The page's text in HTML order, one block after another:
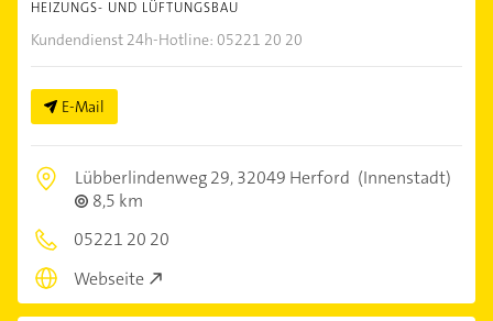
HEIZUNGS- UND LÜFTUNGSBAU
Kundendienst 24h-Hotline: 05221 20 20
E-Mail
Lübberlindenweg 29,32049 Herford (Innenstadt)
8,5 km
05221 20 20
Webseite